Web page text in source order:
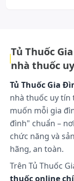
1 viên mỗi ngày.
Tác dụng phụ
Những
Thực phẩm
tác dụng thay
khi mẫn cảm
phẩm. Phụ nữ
thai nên tham
Tủ Thuốc
nhà thuốc
Tủ Thuốc Gia
nhà thuốc uy tín
muốn mỗi gia
đình" chuẩn –
chức năng và
hãng, an toàn.
Trên Tủ Thuốc
thuốc online